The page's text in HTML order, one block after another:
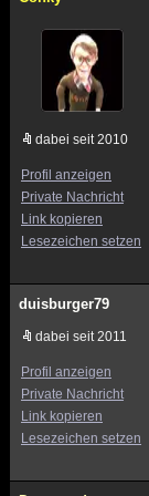
dabei seit 2010
Profil anzeigen
Private Nachricht
Link kopieren
Lesezeichen setzen
duisburger79
dabei seit 2011
Profil anzeigen
Private Nachricht
Link kopieren
Lesezeichen setzen